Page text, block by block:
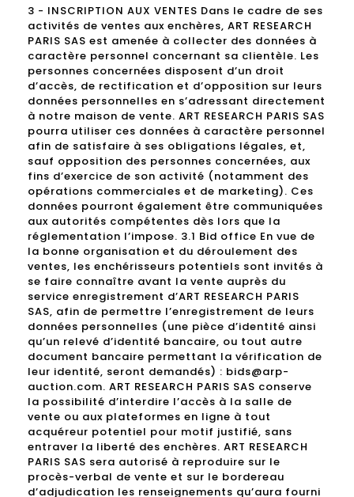
3 - INSCRIPTION AUX VENTES Dans le cadre de ses
activités de ventes aux enchères, ART RESEARCH
PARIS SAS est amenée à collecter des données à
caractère personnel concernant sa clientèle. Les
personnes concernées disposent d’un droit
d’accès, de rectification et d’opposition sur leurs
données personnelles en s’adressant directement
à notre maison de vente. ART RESEARCH PARIS SAS
pourra utiliser ces données à caractère personnel
afin de satisfaire à ses obligations légales, et,
sauf opposition des personnes concernées, aux
fins d’exercice de son activité (notamment des
opérations commerciales et de marketing). Ces
données pourront également être communiquées
aux autorités compétentes dès lors que la
réglementation l’impose. 3.1 Bid office En vue de
la bonne organisation et du déroulement des
ventes, les enchérisseurs potentiels sont invités à
se faire connaître avant la vente auprès du
service enregistrement d’ART RESEARCH PARIS
SAS, afin de permettre l’enregistrement de leurs
données personnelles (une pièce d’identité ainsi
qu’un relevé d’identité bancaire, ou tout autre
document bancaire permettant la vérification de
leur identité, seront demandés) : bids@arp-
auction.com. ART RESEARCH PARIS SAS conserve
la possibilité d’interdire l’accès à la salle de
vente ou aux plateformes en ligne à tout
acquéreur potentiel pour motif justifié, sans
entraver la liberté des enchères. ART RESEARCH
PARIS SAS sera autorisé à reproduire sur le
procès-verbal de vente et sur le bordereau
d’adjudication les renseignements qu’aura fourni